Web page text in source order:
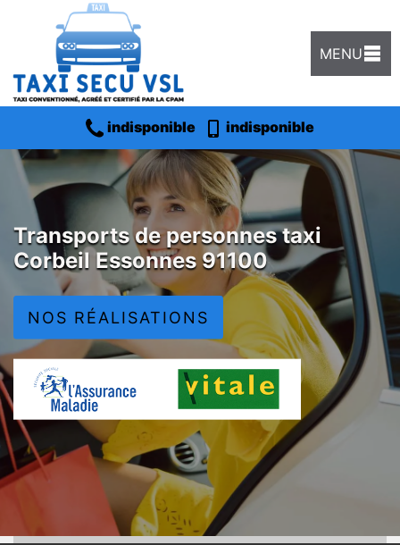
MENU
indisponible indisponible
Transports de personnes taxi
Corbeil Essonnes 91100
NOS RÉALISATIONS